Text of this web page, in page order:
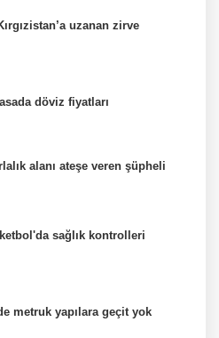
uzanan zirve
döviz fiyatları
alanı ateşe veren şüpheli
sağlık kontrolleri
metruk yapılara geçit yok